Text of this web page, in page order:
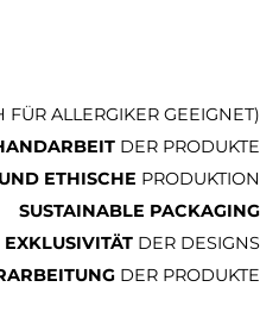
FÜR ALLERGIKER GEEIGNET)
DER PRODUKTE
ETHISCHE PRODUKTION
SUSTAINABLE PACKAGING
EXKLUSIVITÄT DER DESIGNS
DER PRODUKTE